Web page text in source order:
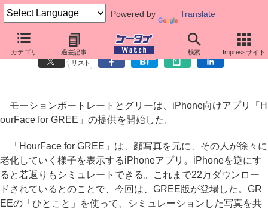
Powered by Translate
カテゴリ 過去記事 検索 Impressサイト
老化をシミュレートできるiPhoneアプリ「HourFace」のGREE版
リスト
モーションポートレートとグリーは、iPhone向けアプリ「H
ourFace for GREE」の提供を開始した。
「HourFace for GREE」は、顔写真を元に、その人が徐々に
老化していく様子を表示するiPhoneアプリ。iPhoneを逆にす
ると若返りもシミュレートできる。これまで22万ダウンロー
ドされているとのことで、今回は、GREE版が登場した。GR
EEの「ひとこと」を使って、シミュレーションした写真を共